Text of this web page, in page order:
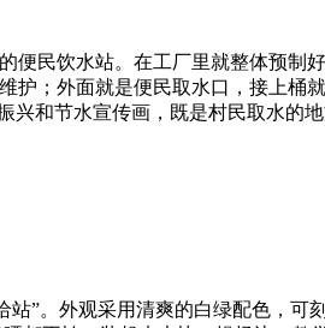
便民饮水站。在工厂里就整体预
护；外面就是便民取水口，接上
兴和节水宣传画，既是村民取水的
”。外观采用清爽的白绿配色，